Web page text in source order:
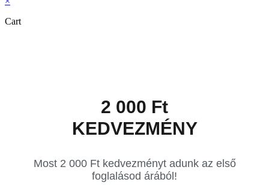
Cart
2 000 Ft
KEDVEZMÉNY
Most 2 000 Ft kedvezményt adunk az első
foglalásod árából!